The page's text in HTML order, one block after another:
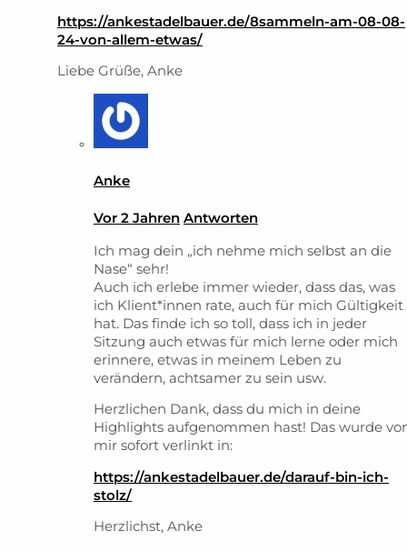
https://ankestadelbauer.de/8sammeln-am-08-08-
24-von-allem-etwas/
Liebe Grüße, Anke
Anke
Vor 2 Jahren Antworten
Ich mag dein „ich nehme mich selbst an die
Nase“ sehr!
Auch ich erlebe immer wieder, dass das, was
ich Klient*innen rate, auch für mich Gültigkeit
hat. Das finde ich so toll, dass ich in jeder
Sitzung auch etwas für mich lerne oder mich
erinnere, etwas in meinem Leben zu
verändern, achtsamer zu sein usw.
Herzlichen Dank, dass du mich in deine
Highlights aufgenommen hast! Das wurde
mir sofort verlinkt in:
https://ankestadelbauer.de/darauf-bin-ich-
stolz/
Herzlichst, Anke